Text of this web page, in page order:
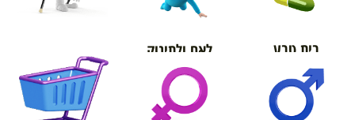
בית טבע לאם ולתינוק
אורטופדיה